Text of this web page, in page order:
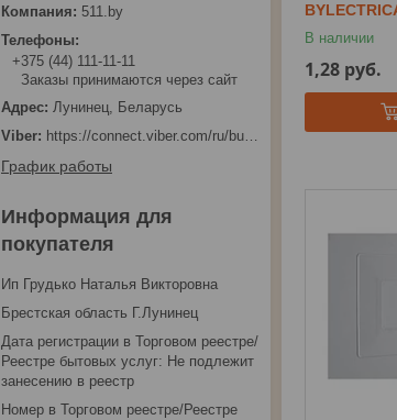
В наличии
1,28 руб.
511.by
+375 (44) 111-11-11
Заказы принимаются через сайт
Лунинец, Беларусь
https://connect.viber.com/ru/business/1d480fbc-bd61-11ef-8513-eab83dfd23fa
График работы
Информация для
покупателя
Ип Грудько Наталья Викторовна
Брестская область Г.Лунинец
Дата регистрации в Торговом реестре/
Реестре бытовых услуг: Не подлежит
занесению в реестр
Номер в Торговом реестре/Реестре